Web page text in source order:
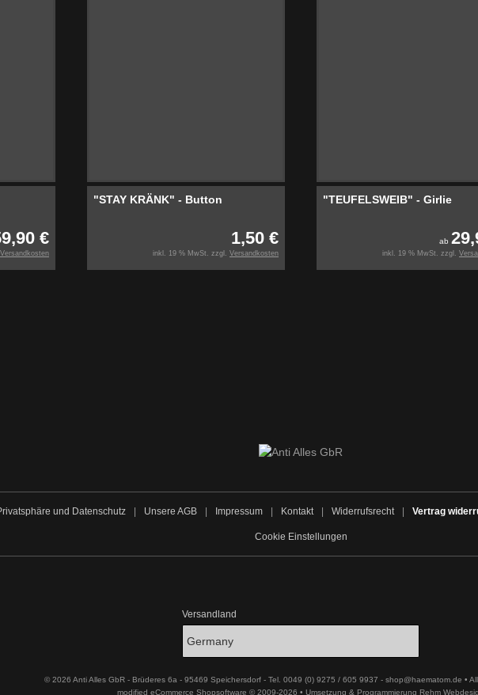
€
Versandkosten
"STAY KRÄNK" - Button
1,50 €
inkl. 19 % MwSt. zzgl. Versandkosten
"TEUFELSWEIB" - Girlie
ab
inkl. 19 % MwSt. zzgl.
und Datenschutz | Unsere AGB | Impressum | Kontakt | Widerrufsrecht | Vertrag
Cookie Einstellungen
Versandland
© 2026 Anti Alles GbR - Brüderes 6a - 95469 Speichersdorf - Tel. 0049 (0) 9275 / 605 9937 - shop@haematom.de •
modified eCommerce Shopsoftware © 2009-2026 • Umsetzung & Programmierung Rehm